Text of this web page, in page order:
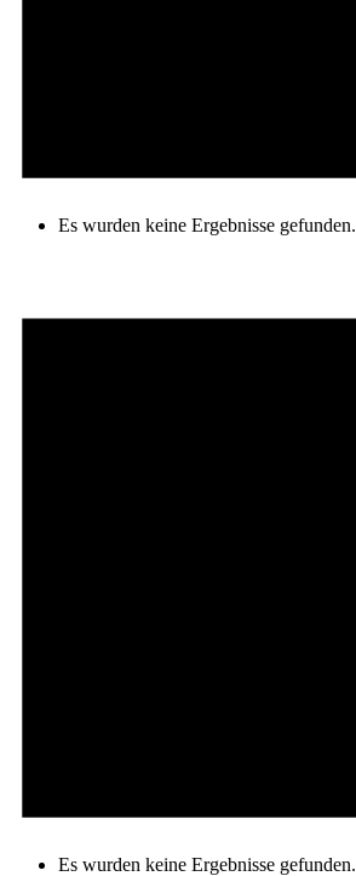
Es wurden keine Ergebnisse gefunden.
Es wurden keine Ergebnisse gefunden.